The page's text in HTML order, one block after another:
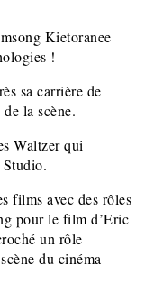
Kietoranee
!
sa carrière de
la scène.
Waltzer qui
Studio.
films avec des rôles
pour le film d’Eric
un rôle
du cinéma